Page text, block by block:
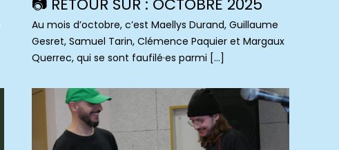
Au mois d’octobre, c’est Maellys Durand, Guillaume
Gesret, Samuel Tarin, Clémence Paquier et Margaux
Querrec, qui se sont faufilé·es parmi […]